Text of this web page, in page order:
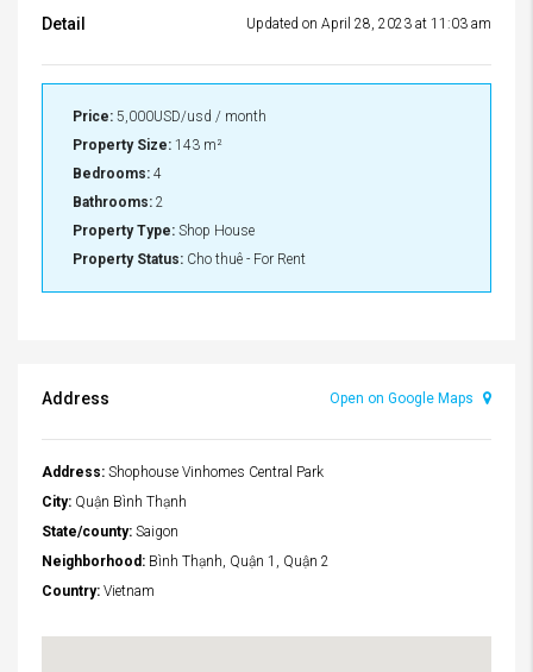
Detail Updated on April 28, 2023 at 11:03 am
Price: 5,000USD/usd / month
Property Size: 143 m²
Bedrooms: 4
Bathrooms: 2
Property Type: Shop House
Property Status: Cho thuê - For Rent
Address Open on Google Maps
Address: Shophouse Vinhomes Central Park
City: Quận Bình Thạnh
State/county: Saigon
Neighborhood: Bình Thạnh, Quận 1, Quận 2
Country: Vietnam